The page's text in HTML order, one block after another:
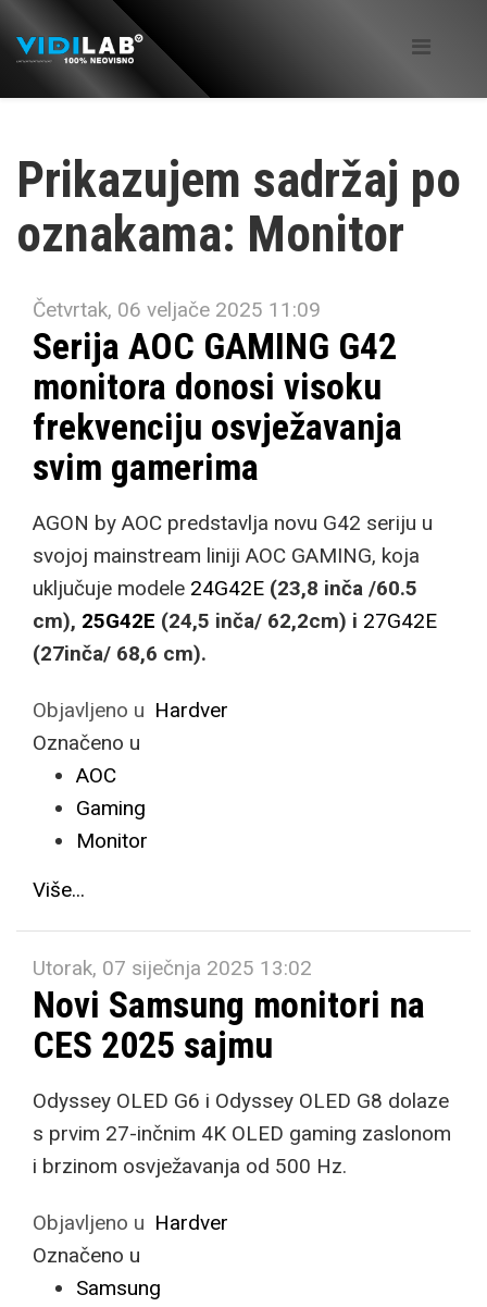
Prikazujem sadržaj po
oznakama: Monitor
Četvrtak, 06 veljače 2025 11:09
Serija AOC GAMING G42
monitora donosi visoku
frekvenciju osvježavanja
svim gamerima
AGON by AOC predstavlja novu G42 seriju u
svojoj mainstream liniji AOC GAMING, koja
uključuje modele 24G42E (23,8 inča /60.5
cm), 25G42E (24,5 inča/ 62,2cm) i 27G42E
(27inča/ 68,6 cm).
Objavljeno u Hardver
Označeno u
AOC
Gaming
Monitor
Više...
Utorak, 07 siječnja 2025 13:02
Novi Samsung monitori na
CES 2025 sajmu
Odyssey OLED G6 i Odyssey OLED G8 dolaze
s prvim 27-inčnim 4K OLED gaming zaslonom
i brzinom osvježavanja od 500 Hz.
Objavljeno u Hardver
Označeno u
Samsung